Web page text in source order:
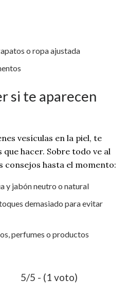
o ropa ajustada
si te aparecen
vesículas en la piel, te
hacer. Sobre todo ve al
consejos hasta el momento:
y jabón neutro o natural
demasiado para evitar
perfumes o productos
5/5 - (1 voto)